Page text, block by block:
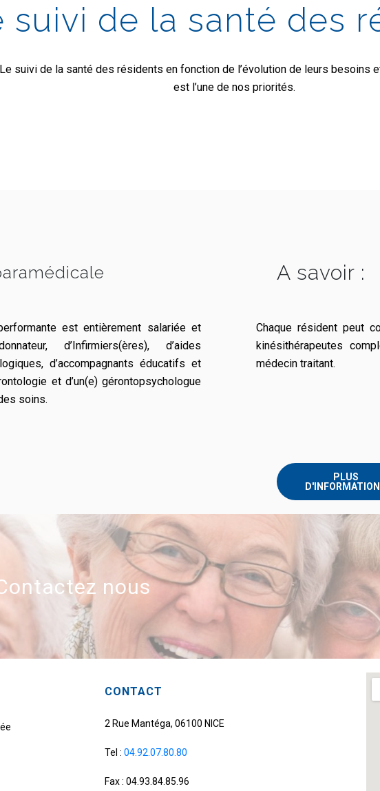
suivi de la santé des
Le suivi de la santé des résidents en fonction de l’évolution de leurs besoins
est l’une de nos priorités.
est entièrement salariée et
d’Infirmiers(ères), d’aides
d’accompagnants éducatifs et
et d’un(e) gérontopsychologue
soins.
A savoir :
Chaque résident peut
kinésithérapeutes
médecin traitant.
PLUS
nous
CONTACT
2 Rue Mantéga, 06100 NICE
Tel : 04.92.07.80.80
Fax : 04.93.84.85.96